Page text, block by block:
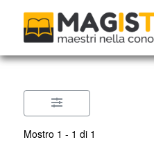
Mostro 1 - 1 di 1